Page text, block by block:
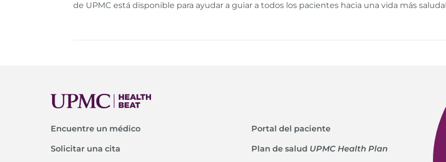
de UPMC está disponible para ayudar a guiar a todos los pacientes hacia una vida más
Encuentre un médico Portal del paciente
Solicitar una cita Plan de salud UPMC Health Plan